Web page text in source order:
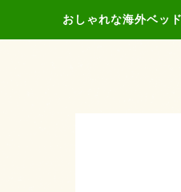
おしゃれな海外ベッ